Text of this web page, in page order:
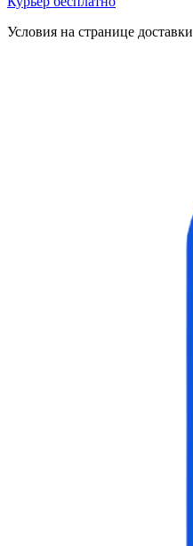
Условия на странице доставки